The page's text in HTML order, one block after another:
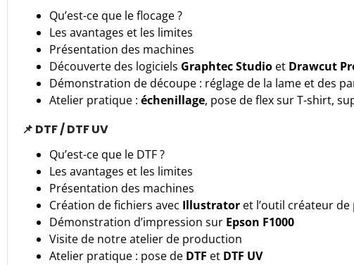
Qu’est-ce que le flocage ?
Les avantages et les limites
Présentation des machines
Découverte des logiciels Graphtec Studioet Drawcut
Démonstration de découpe : réglage de la lame et des
Atelier pratique : échenillage, pose de flex sur T-shirt,
📌 DTF / DTF UV
Qu’est-ce que le DTF ?
Les avantages et les limites
Présentation des machines
Création de fichiers avec Illustratoret l’outil créateur de
Démonstration d’impression sur Epson F1000
Visite de notre atelier de production
Atelier pratique : pose de DTF et DTF UV